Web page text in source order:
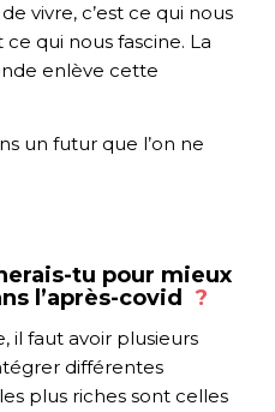
vivre, c’est ce qui nous
ce qui nous fascine. La
enlève cette
un futur que l’on ne
tu pour mieux
l’après-covid ?
il faut avoir plusieurs
différentes
plus riches sont celles